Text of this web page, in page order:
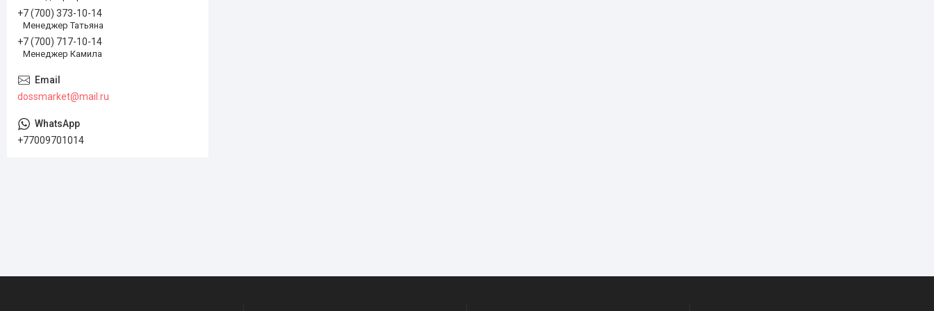
+7 (700) 373-10-14
Менеджер Татьяна
+7 (700) 717-10-14
Менеджер Камила
dossmarket@mail.ru
+77009701014